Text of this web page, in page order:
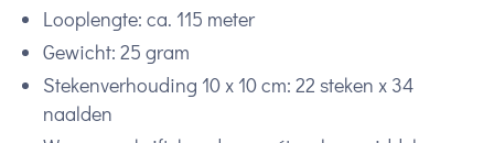
Looplengte: ca. 115 meter
Gewicht: 25 gram
Stekenverhouding 10 x 10 cm: 22 steken x 34
naalden